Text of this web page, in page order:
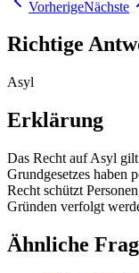
VorherigeNächste
Richtige
Asyl
Erklärung
Das Recht auf Asyl
Grundgesetzes haben
Recht schützt
Gründen verfolgt
Ähnliche